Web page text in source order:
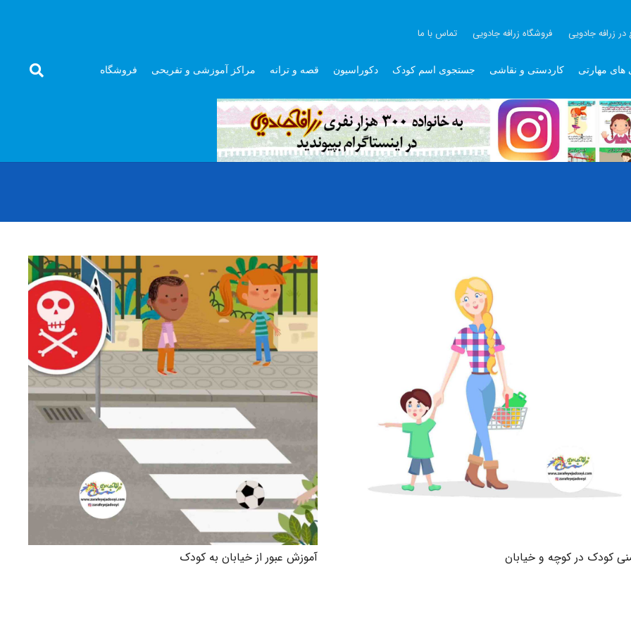
در زرافه جادویی فروشگاه زرافه جادویی تماس با ما
های مهارتی کاردستی و نقاشی جستجوی اسم کودک دکوراسیون قصه و ترانه مراکز آموزشی و تفریحی فروشگاه
کودک در کوچه و خیابان آموزش عبور از خیابان به کودک